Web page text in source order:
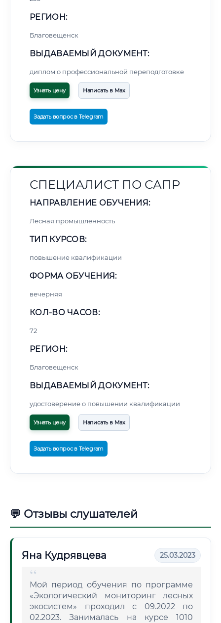
РЕГИОН:
Благовещенск
ВЫДАВАЕМЫЙ ДОКУМЕНТ:
диплом о профессиональной переподготовке
Узнать цену Написать в Max
Задать вопрос в Telegram
СПЕЦИАЛИСТ ПО САПР
НАПРАВЛЕНИЕ ОБУЧЕНИЯ:
Лесная промышленность
ТИП КУРСОВ:
повышение квалификации
ФОРМА ОБУЧЕНИЯ:
вечерняя
КОЛ-ВО ЧАСОВ:
72
РЕГИОН:
Благовещенск
ВЫДАВАЕМЫЙ ДОКУМЕНТ:
удостоверение о повышении квалификации
Узнать цену Написать в Max
Задать вопрос в Telegram
💬 Отзывы слушателей
Яна Кудрявцева 25.03.2023
Мой период обучения по программе
«Экологический мониторинг лесных
экосистем» проходил с 09.2022 по
02.2023. Занималась на курсе 1010